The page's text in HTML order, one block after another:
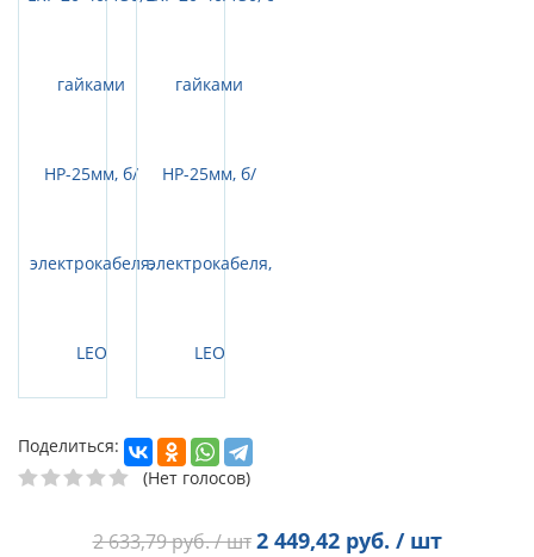
Поделиться:
(Нет голосов)
2 633,79руб. / шт 2 449,42руб. / шт